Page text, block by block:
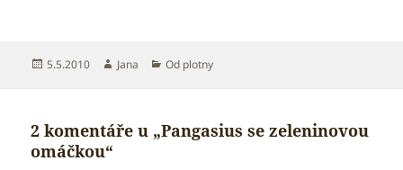
Publikováno:
5.5.2010 Autor:
Jana Rubriky:
Od plotny
2 komentáře u „Pangasius se zeleninovou
omáčkou“